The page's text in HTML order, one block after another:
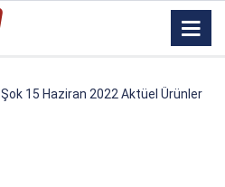
Şok 15 Haziran 2022 Aktüel Ürünler